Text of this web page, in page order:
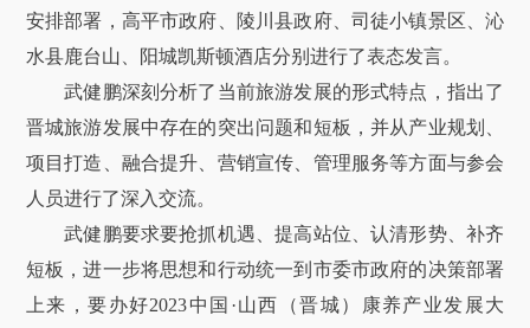
安排部署，高平市政府、陵川县政府、司徒小镇景区、沁
水县鹿台山、阳城凯斯顿酒店分别进行了表态发言。
武健鹏深刻分析了当前旅游发展的形式特点，指出了
晋城旅游发展中存在的突出问题和短板，并从产业规划、
项目打造、融合提升、营销宣传、管理服务等方面与参会
人员进行了深入交流。
武健鹏要求要抢抓机遇、提高站位、认清形势、补齐
短板，进一步将思想和行动统一到市委市政府的决策部署
上来，要办好2023中国·山西（晋城）康养产业发展大